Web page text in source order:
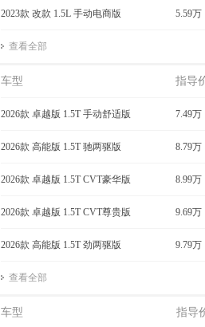
2023款 改款 1.5L 手动电商版 5.59万
查看全部
车型 指导
2026款 卓越版 1.5T 手动舒适版 7.49万
2026款 高能版 1.5T 驰两驱版 8.79万
2026款 卓越版 1.5T CVT豪华版 8.99万
2026款 卓越版 1.5T CVT尊贵版 9.69万
2026款 高能版 1.5T 劲两驱版 9.79万
查看全部
车型 指导